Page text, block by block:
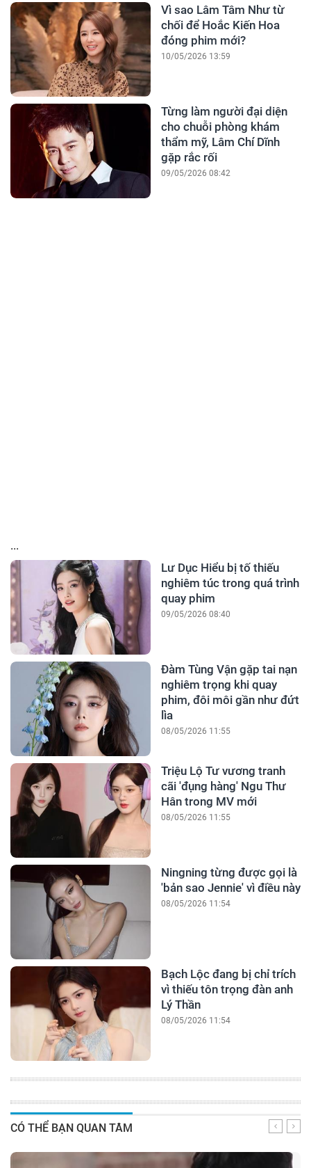
Vì sao Lâm Tâm Như từ
chối để Hoắc Kiến Hoa
đóng phim mới?
10/05/2026 13:59
Từng làm người đại diện
cho chuỗi phòng khám
thẩm mỹ, Lâm Chí Dĩnh
gặp rắc rối
09/05/2026 08:42
...
Lư Dục Hiểu bị tố thiếu
nghiêm túc trong quá trình
quay phim
09/05/2026 08:40
Đàm Tùng Vận gặp tai nạn
nghiêm trọng khi quay
phim, đôi môi gần như đứt
lìa
08/05/2026 11:55
Triệu Lộ Tư vương tranh
cãi 'đụng hàng' Ngu Thư
Hân trong MV mới
08/05/2026 11:55
Ningning từng được gọi là
'bản sao Jennie' vì điều này
08/05/2026 11:54
Bạch Lộc đang bị chỉ trích
vì thiếu tôn trọng đàn anh
Lý Thần
08/05/2026 11:54
CÓ THỂ BẠN QUAN TÂM